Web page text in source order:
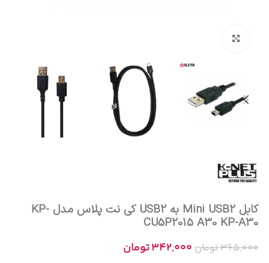
کابل Mini USB2 به USB2 کی نت پلاس مدل KP-
CU5P2015 A30 KP-A30
365,000تومان 342,000تومان